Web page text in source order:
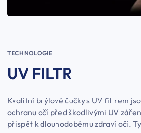
TECHNOLOGIE
UV FILTR
Kvalitní brýlové čočky s UV filtrem
ochranu očí před škodlivými UV
přispět k dlouhodobému zdraví očí.